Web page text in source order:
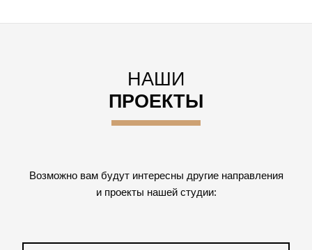
НАШИ
ПРОЕКТЫ
Возможно вам будут интересны другие направления
и проекты нашей студии: